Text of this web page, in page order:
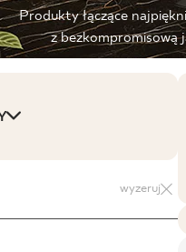
Produkty łączące
z bezkompromisową
wyzeruj